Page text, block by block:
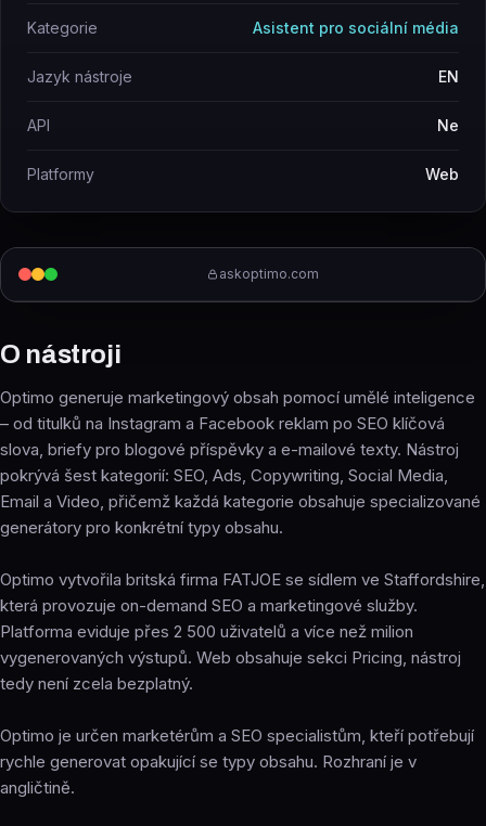
askoptimo.com
O nástroji
Optimo generuje marketingový obsah pomocí umělé inteligence
– od titulků na Instagram a Facebook reklam po SEO klíčová
slova, briefy pro blogové příspěvky a e-mailové texty. Nástroj
pokrývá šest kategorií: SEO, Ads, Copywriting, Social Media,
Email a Video, přičemž každá kategorie obsahuje specializované
generátory pro konkrétní typy obsahu.
Optimo vytvořila britská firma FATJOE se sídlem ve Staffordshire,
která provozuje on-demand SEO a marketingové služby.
Platforma eviduje přes 2 500 uživatelů a více než milion
vygenerovaných výstupů. Web obsahuje sekci Pricing, nástroj
tedy není zcela bezplatný.
Optimo je určen marketérům a SEO specialistům, kteří potřebují
rychle generovat opakující se typy obsahu. Rozhraní je v
angličtině.
Kategorie Asistent pro sociální média
Jazyk nástroje EN
API Ne
Platformy Web